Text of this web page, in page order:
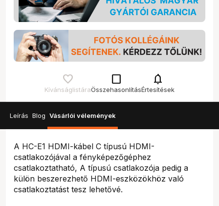
Kívánságlistára
check_box_outline_blank
Összehasonlítás
notifications
Értesítések
Leírás Blog Vásárlói vélemények
A HC-E1 HDMI-kábel C típusú HDMI-
csatlakozójával a fényképezőgéphez
csatlakoztatható, A típusú csatlakozója pedig a
külön beszerezhető HDMI-eszközökhöz való
csatlakoztatást tesz lehetővé.